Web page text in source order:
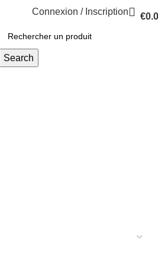
Connexion / Inscription €
Search